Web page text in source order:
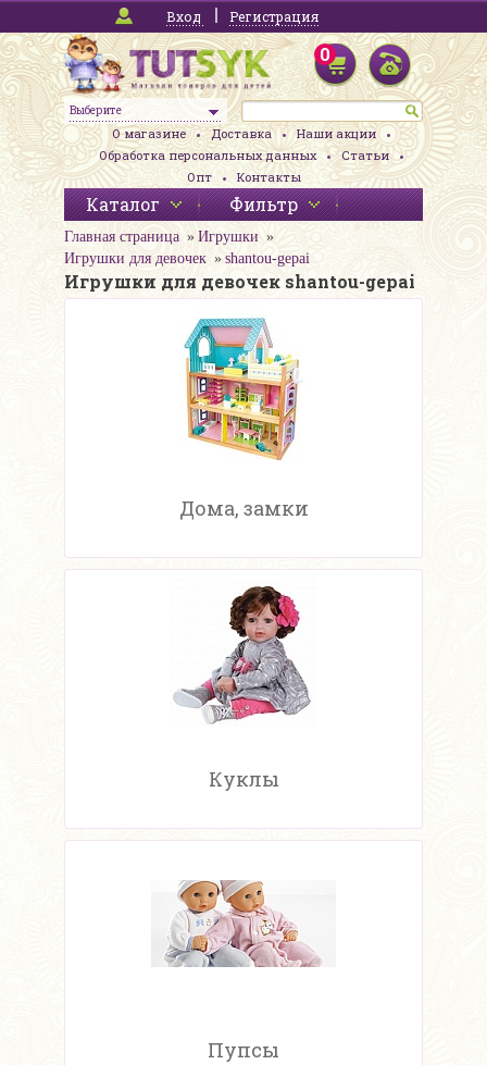
Вход Регистрация
Выберите
0
О магазине Доставка
Наши акции
Обработка персональных данных
Статьи
Опт
Контакты
Каталог Фильтр
Главная страница
Игрушки
Игрушки для девочек
shantou-gepai
Игрушки для девочек shantou-gepai
Дома, замки
Куклы
Пупсы